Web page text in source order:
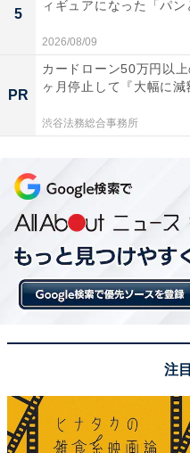
5
ィギュアになった「パ
2026/08/09
PR
カードローン50万円以
ヶ月停止して『大幅に
渋谷法務総合事務所
注